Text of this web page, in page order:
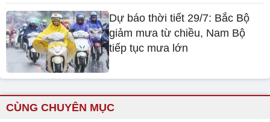
Dự báo thời tiết 29/7: Bắc Bộ
giảm mưa từ chiều, Nam Bộ
tiếp tục mưa lớn
CÙNG CHUYÊN MỤC